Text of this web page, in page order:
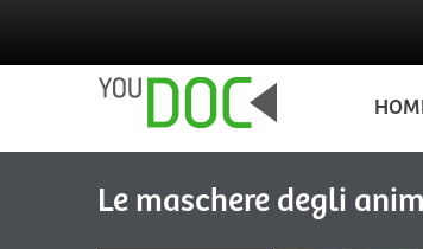
Le maschere degli